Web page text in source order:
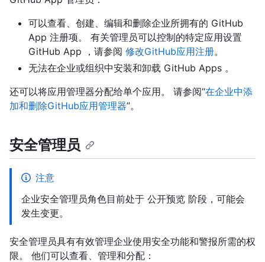
可以查看、创建、编辑和删除企业所拥有的 GitHub
App 注册项。 有关管理员可以控制的特定应用设置
GitHub App ，请参阅 修改GitHub应用注册。
无法在企业或组织中安装和卸载 GitHub Apps 。
还可以将应用管理器分配给单个应用。 请参阅“在企业中添
加和删除GitHub应用管理器”。
安全管理员
注意
企业安全管理员角色目前处于 公开预览 阶段，可能会
发生变更。
安全管理员具有有效管理企业使用安全功能和警报所需的权
限。 他们可以查看、管理和分配：